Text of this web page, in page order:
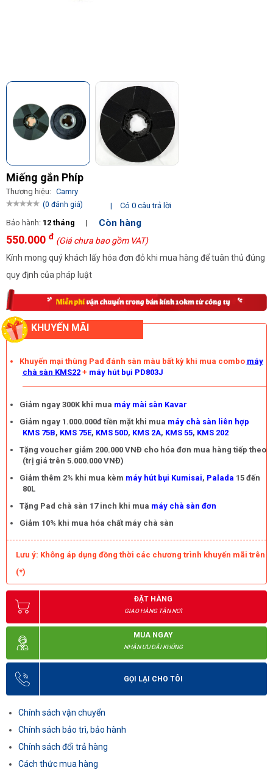
Miếng gắn Phíp
Thương hiệu: Camry
(0 đánh giá) |
Có 0 câu trả lời
Bảo hành: 12 tháng | Còn hàng
550.000 đ (Giá chưa bao gồm VAT)
Kính mong quý khách lấy hóa đơn đỏ khi mua hàng để tuân thủ đúng
quy định của pháp luật
KHUYẾN MÃI
Khuyến mại thùng Pad đánh sàn màu bất kỳ khi mua combo máy
chà sàn KMS22+ máy hút bụi PD803J
Giảm ngay 300K khi mua máy mài sàn Kavar
Giảm ngay 1.000.000đ tiền mặt khi mua máy chà sàn liên hợp
KMS 75B, KMS 75E, KMS 50D, KMS 2A, KMS 55, KMS 202
Tặng voucher giảm 200.000 VNĐ cho hóa đơn mua hàng tiếp theo
(trị giá trên 5.000.000 VNĐ)
Giảm thêm 2% khi mua kèm máy hút bụi Kumisai, Palada 15 đến
80L
Tặng Pad chà sàn 17 inch khi mua máy chà sàn đơn
Giảm 10% khi mua hóa chất máy chà sàn
Lưu ý: Không áp dụng đồng thời các chương trình khuyến mãi trên
(*)
ĐẶT HÀNG
GIAO HÀNG TẬN NƠI
MUA NGAY
NHẬN ƯU ĐÃI KHỦNG
GỌI LẠI CHO TÔI
Chính sách vận chuyển
Chính sách bảo trì, bảo hành
Chính sách đổi trả hàng
Cách thức mua hàng